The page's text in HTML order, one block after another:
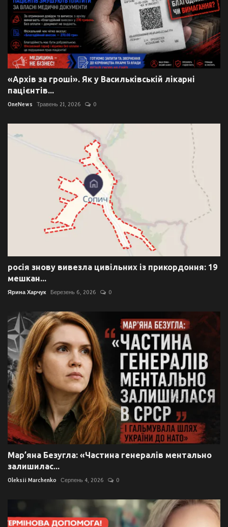
«Архів за гроші». Як у Васильківській лікарні
пацієнтів...
OneNews Травень 21, 2026 0
росія знову вивезла цивільних із прикордоння: 19
мешкан...
Ярина Харчук Березень 6, 2026 0
Мар’яна Безугла: «Частина генералів ментально
залишилас...
Oleksii Marchenko Серпень 4, 2026 0